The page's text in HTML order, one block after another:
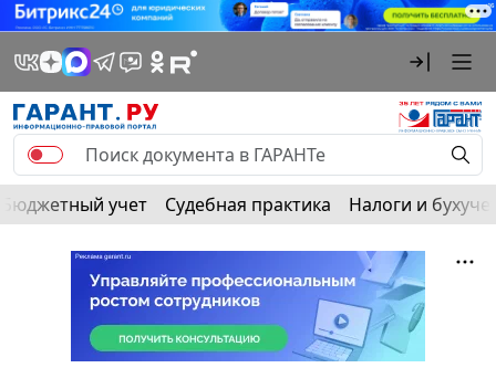
Бюджетный учет Судебная практика Налоги и